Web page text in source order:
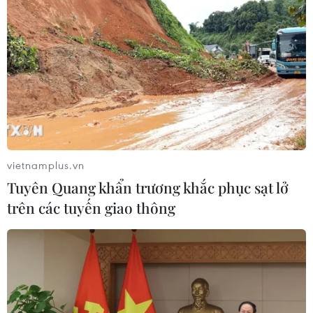
Số ca mắc sởi tại Mỹ lập đỉnh 30 năm
do tỷ lệ tiêm chủng giảm
24/07/2026 23:59
Mỹ điều tra một đợt bùng phát bệnh
tả do ký sinh trùng cyclospora
24/07/2026 05:44
Mỹ thu hồi gần 1,6 triệu quả trứng do
nguy cơ nhiễm khuẩn Salmonella
24/07/2026 05:34
vietnamplus.vn
Tuyên Quang khẩn trương khắc phục sạt lở
trên các tuyến giao thông